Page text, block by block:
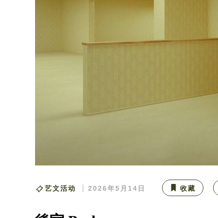
艺文活动 2026年5月14日 收藏